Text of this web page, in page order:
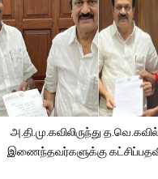
அ.தி.மு.கவிலிருந்து
இணைந்தவர்களுக்கு